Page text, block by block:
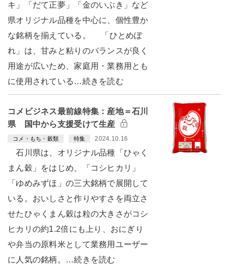
キ」「だて正夢」「金のいぶき」など
県オリジナル品種を中心に、個性豊か
な銘柄を揃えている。 「ひとめぼ
れ」は、甘みと粘りのバランスが良く
用途が広いため、家庭用・業務用とも
に使用されている…続きを読む
コメビジネス最前線特集：産地＝石川
県 国中から支援受けて生産
コメ・もち・穀類 特集 2024.10.16
石川県は、オリジナル品種「ひゃく
まん穀」をはじめ、「コシヒカリ」
「ゆめみずほ」の三大銘柄で展開して
いる。おいしさと作りやすさを両立さ
せたひゃくまん穀は粒の大きさがコシ
ヒカリの約1.2倍にも上り、おにぎり
や弁当の原料米として業務用ユーザー
に人気の銘柄。…続きを読む